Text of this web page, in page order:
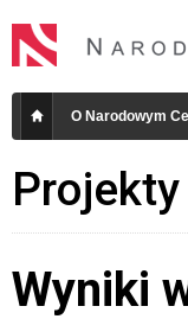
O Narodowym
Wyniki